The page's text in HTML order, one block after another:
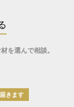
を選んで相談。
きます